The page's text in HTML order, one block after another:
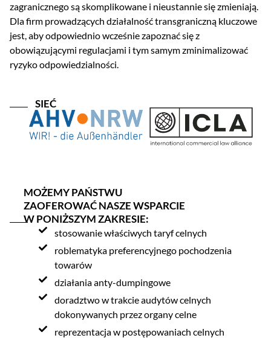
zagranicznego są skomplikowane i nieustannie się zmieniają.
Dla firm prowadzących działalność transgraniczną kluczowe
jest, aby odpowiednio wcześnie zapoznać się z
obowiązującymi regulacjami i tym samym zminimalizować
ryzyko odpowiedzialności.
SIEĆ
MOŻEMY PAŃSTWU
ZAOFEROWAĆ NASZE WSPARCIE
W PONIŻSZYM ZAKRESIE:
stosowanie właściwych taryf celnych
roblematyka preferencyjnego pochodzenia
towarów
działania anty-dumpingowe
doradztwo w trakcie audytów celnych
dokonywanych przez organy celne
reprezentacja w postępowaniach celnych